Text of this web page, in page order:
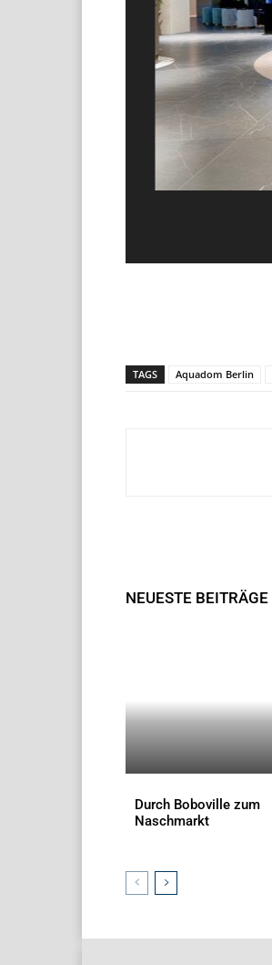
TAGS Aquadom Berlin
NEUESTE BEITRÄGE
Durch Boboville zum
Naschmarkt